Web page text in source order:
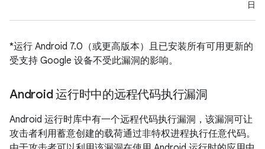
日
*运行 Android 7.0（或更高版本）且已安装所有可用更新的
受支持 Google 设备不受此漏洞的影响。
Android 运行时中的远程代码执行漏洞
Android 运行时库中有一个远程代码执行漏洞，该漏洞可让
攻击者利用蓄意创建的载荷通过非特权进程执行任意代码。